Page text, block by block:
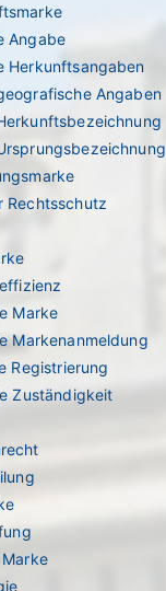
Angabe
Herkunftsangaben
Angaben
Rechtsschutz
Marke
Markenanmeldung
Registrierung
Zuständigkeit